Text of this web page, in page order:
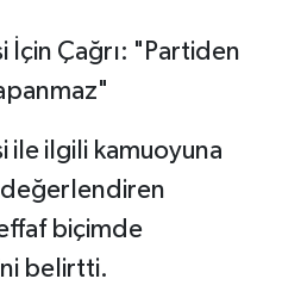
Çağrı: "Partiden
ile ilgili kamuoyuna
değerlendiren
biçimde
belirtti.